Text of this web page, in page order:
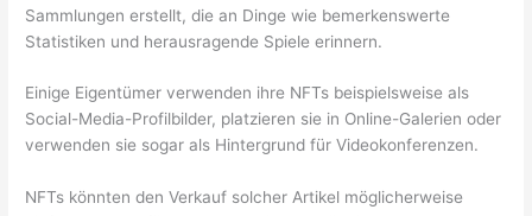
Sammlungen erstellt, die an Dinge wie bemerkenswerte
Statistiken und herausragende Spiele erinnern.
Einige Eigentümer verwenden ihre NFTs beispielsweise als
Social-Media-Profilbilder, platzieren sie in Online-Galerien oder
verwenden sie sogar als Hintergrund für Videokonferenzen.
NFTs könnten den Verkauf solcher Artikel möglicherweise